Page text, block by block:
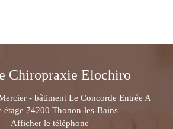
Chiropraxie Elochiro
- bâtiment Le Concorde Entrée A
étage 74200 Thonon-les-Bains
Afficher le téléphone